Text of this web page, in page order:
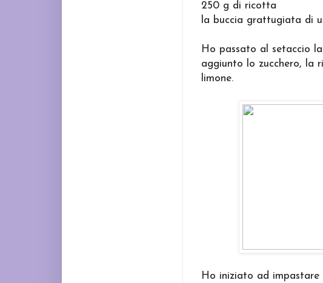
250 g di ricotta
la buccia grattugiata di
Ho passato al setaccio
aggiunto lo zucchero, la
limone.
Ho iniziato ad